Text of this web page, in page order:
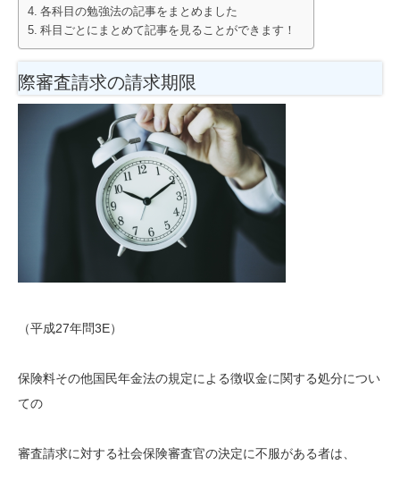
各科目の勉強法の記事をまとめました
科目ごとにまとめて記事を見ることができます！
際審査請求の請求期限
（平成27年問3E）
保険料その他国民年金法の規定による徴収金に関する処分につい
ての
審査請求に対する社会保険審査官の決定に不服がある者は、